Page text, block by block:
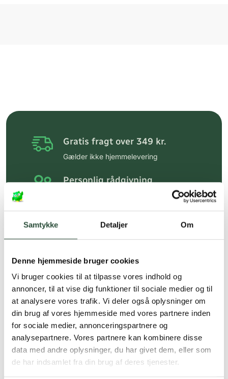
Samtykke Detaljer Om
Denne hjemmeside bruger cookies
Vi bruger cookies til at tilpasse vores indhold og
annoncer, til at vise dig funktioner til sociale medier og til
at analysere vores trafik. Vi deler også oplysninger om
din brug af vores hjemmeside med vores partnere inden
for sociale medier, annonceringspartnere og
analysepartnere. Vores partnere kan kombinere disse
data med andre oplysninger, du har givet dem, eller som
de har indsamlet fra din brug af deres tjenester.
Gratis fragt over 349 kr.
Gælder ikke hjemmelevering
Personlig rådgivning
Hurtig levering (30 min. i Kbh)
Faste lave priser*
*Gælder ikke ernæringsprodukter.
Stort udvalg af kendte
produkter
Vi tilbyder et stort udvalg af kendte
cremer, vitaminer og andre spændende
produkter – altid til fast lav pris.
Læs mere om Uglecare.dk her